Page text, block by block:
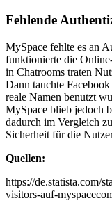
Fehlende
MySpace fehlte es an
funktionierte die
in Chatrooms traten
Dann tauchte
reale Namen benutzt
MySpace blieb jedoch
dadurch im Vergleich
Sicherheit für die
Quellen:
https://de.statista.com/
visitors-auf-